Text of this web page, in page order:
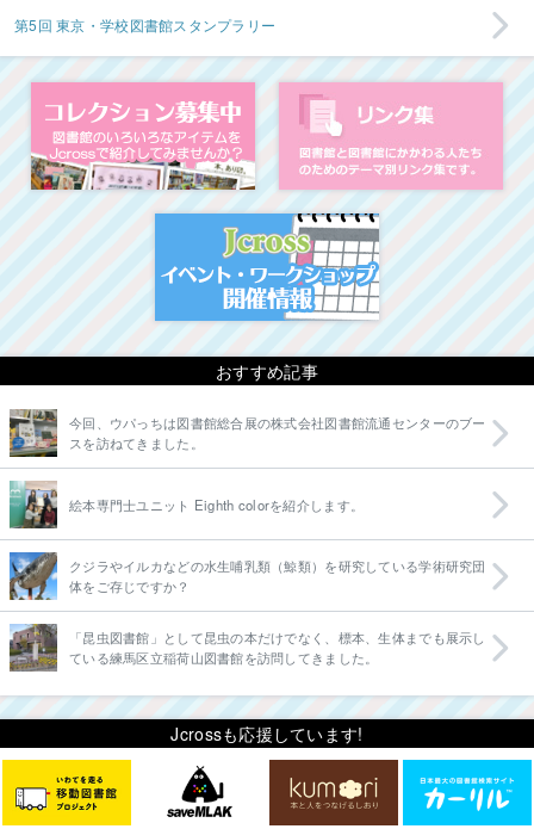
第5回 東京・学校図書館スタンプラリー
コレクション募集中
イベント・ワーク
おすすめ記事
今回、ウパっちは図書館総合展の株式会社図書館流通センターのブー
スを訪ねてきました。
絵本専門士ユニット Eighth colorを紹介します。
クジラやイルカなどの水生哺乳類（鯨類）を研究している学術研究団
体をご存じですか？
「昆虫図書館」として昆虫の本だけでなく、標本、生体までも展示し
ている練馬区立稲荷山図書館を訪問してきました。
Jcrossも応援しています!